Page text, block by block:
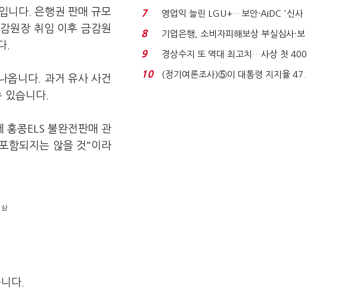
니다. 은행권 판매 규모
원장 취임 이후 금감원
.
옵니다. 과거 유사 사건
습니다.
홍콩ELS 불완전판매 관
함되지는 않을 것"이라
삼
다.
생법 위반 반복...
7
영업익 늘린 LGU+…보안·AIDC '신사
업 드라이브'...
8
기업은행, 소비자피해보상 부실심사·보
이스피싱 공시 ...
9
경상수지 또 역대 최고치…사상 첫 400
억달러에 '3% 성...
10
(정기여론조사)⑤이 대통령 지지율 47.